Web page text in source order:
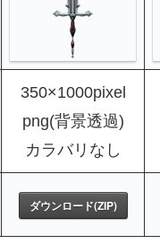
350×1000pixel
png(背景透過)
カラバリなし
ダウンロード(ZIP)